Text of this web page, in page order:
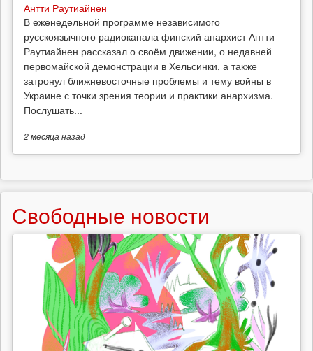
Антти Раутиайнен
В еженедельной программе независимого
русскоязычного радиоканала финский анархист Антти
Раутиайнен рассказал о своём движении, о недавней
первомайской демонстрации в Хельсинки, а также
затронул ближневосточные проблемы и тему войны в
Украине с точки зрения теории и практики анархизма.
Послушать...
2 месяцаназад
Свободные новости